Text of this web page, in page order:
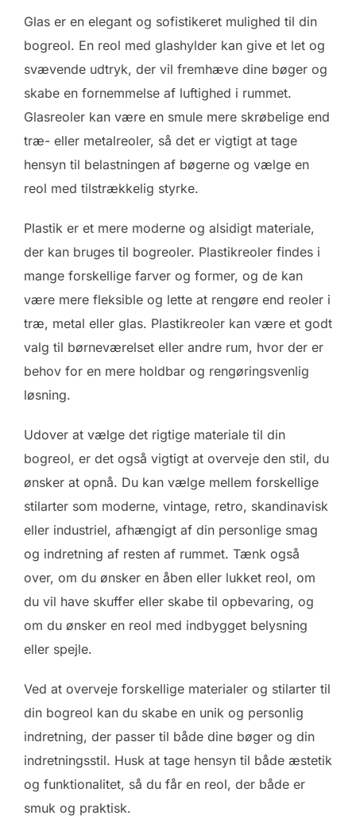
Glas er en elegant og sofistikeret mulighed til din
bogreol. En reol med glashylder kan give et let og
svævende udtryk, der vil fremhæve dine bøger og
skabe en fornemmelse af luftighed i rummet.
Glasreoler kan være en smule mere skrøbelige end
træ- eller metalreoler, så det er vigtigt at tage
hensyn til belastningen af bøgerne og vælge en
reol med tilstrækkelig styrke.
Plastik er et mere moderne og alsidigt materiale,
der kan bruges til bogreoler. Plastikreoler findes i
mange forskellige farver og former, og de kan
være mere fleksible og lette at rengøre end reoler i
træ, metal eller glas. Plastikreoler kan være et godt
valg til børneværelset eller andre rum, hvor der er
behov for en mere holdbar og rengøringsvenlig
løsning.
Udover at vælge det rigtige materiale til din
bogreol, er det også vigtigt at overveje den stil, du
ønsker at opnå. Du kan vælge mellem forskellige
stilarter som moderne, vintage, retro, skandinavisk
eller industriel, afhængigt af din personlige smag
og indretning af resten af rummet. Tænk også
over, om du ønsker en åben eller lukket reol, om
du vil have skuffer eller skabe til opbevaring, og
om du ønsker en reol med indbygget belysning
eller spejle.
Ved at overveje forskellige materialer og stilarter til
din bogreol kan du skabe en unik og personlig
indretning, der passer til både dine bøger og din
indretningsstil. Husk at tage hensyn til både æstetik
og funktionalitet, så du får en reol, der både er
smuk og praktisk.